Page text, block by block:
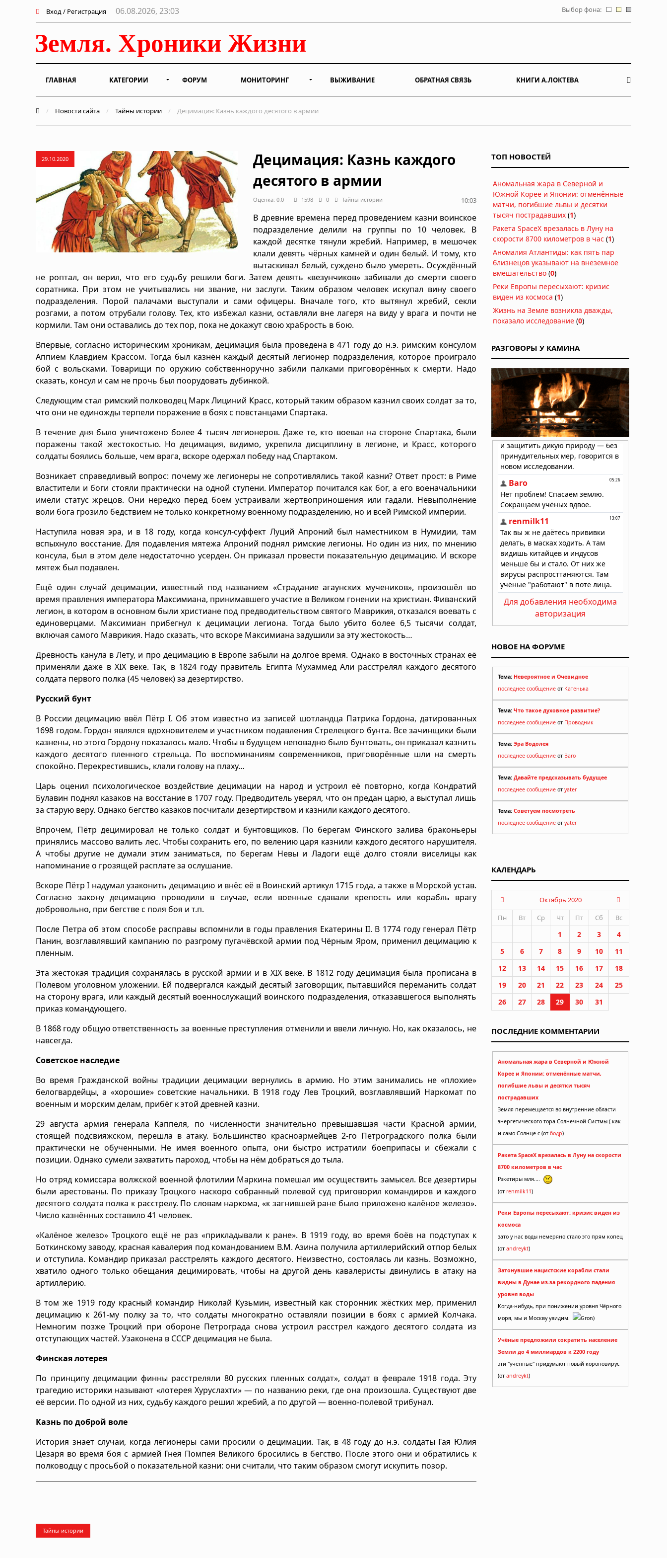
Вход / Регистрация 06.08.2026, 23:03 Выбор фона:
ГЛАВНАЯ КАТЕГОРИИ ФОРУМ МОНИТОРИНГ ВЫЖИВАНИЕ ОБРАТНАЯ СВЯЗЬ КНИГИ А.ЛОКТЕВА
/ Новости сайта / Тайны истории / Децимация: Казнь каждого десятого в армии
29.10.2020
Децимация: Казнь каждого
десятого в армии
Оценка: 0.0 1598 0 Тайны истории 10:03
В древние времена перед проведением казни воинское
подразделение делили на группы по 10 человек. В
каждой десятке тянули жребий. Например, в мешочек
клали девять чёрных камней и один белый. И тому, кто
вытаскивал белый, суждено было умереть. Осуждённый
не роптал, он верил, что его судьбу решили боги. Затем девять «везунчиков» забивали до смерти своего
соратника. При этом не учитывались ни звание, ни заслуги. Таким образом человек искупал вину своего
подразделения. Порой палачами выступали и сами офицеры. Вначале того, кто вытянул жребий, секли
розгами, а потом отрубали голову. Тех, кто избежал казни, оставляли вне лагеря на виду у врага и почти не
кормили. Там они оставались до тех пор, пока не докажут свою храбрость в бою.
Впервые, согласно историческим хроникам, децимация была проведена в 471 году до н.э. римским консулом
Аппием Клавдием Крассом. Тогда был казнён каждый десятый легионер подразделения, которое проиграло
бой с вольсками. Товарищи по оружию собственноручно забили палками приговорённых к смерти. Надо
сказать, консул и сам не прочь был поорудовать дубинкой.
Следующим стал римский полководец Марк Лициний Красс, который таким образом казнил своих солдат за то,
что они не единожды терпели поражение в боях с повстанцами Спартака.
В течение дня было уничтожено более 4 тысяч легионеров. Даже те, кто воевал на стороне Спартака, были
поражены такой жестокостью. Но децимация, видимо, укрепила дисциплину в легионе, и Красс, которого
солдаты боялись больше, чем врага, вскоре одержал победу над Спартаком.
Возникает справедливый вопрос: почему же легионеры не сопротивлялись такой казни? Ответ прост: в Риме
властители и боги стояли практически на одной ступени. Император почитался как бог, а его военачальники
имели статус жрецов. Они нередко перед боем устраивали жертвоприношения или гадали. Невыполнение
воли бога грозило бедствием не только конкретному военному подразделению, но и всей Римской империи.
Наступила новая эра, и в 18 году, когда консул-суффект Луций Апроний был наместником в Нумидии, там
вспыхнуло восстание. Для подавления мятежа Апроний поднял римские легионы. Но один из них, по мнению
консула, был в этом деле недостаточно усерден. Он приказал провести показательную децимацию. И вскоре
мятеж был подавлен.
Ещё один случай децимации, известный под названием «Страдание агаунских мучеников», произошёл во
время правления императора Максимиана, принимавшего участие в Великом гонении на христиан. Фиванский
легион, в котором в основном были христиане под предводительством святого Маврикия, отказался воевать с
единоверцами. Максимиан прибегнул к децимации легиона. Тогда было убито более 6,5 тысячи солдат,
включая самого Маврикия. Надо сказать, что вскоре Максимиана задушили за эту жестокость…
Древность канула в Лету, и про децимацию в Европе забыли на долгое время. Однако в восточных странах её
применяли даже в XIX веке. Так, в 1824 году правитель Египта Мухаммед Али расстрелял каждого десятого
солдата первого полка (45 человек) за дезертирство.
Русский бунт
В России децимацию ввёл Пётр I. Об этом известно из записей шотландца Патрика Гордона, датированных
1698 годом. Гордон являлся вдохновителем и участником подавления Стрелецкого бунта. Все зачинщики были
казнены, но этого Гордону показалось мало. Чтобы в будущем неповадно было бунтовать, он приказал казнить
каждого десятого пленного стрельца. По воспоминаниям современников, приговорённые шли на смерть
спокойно. Перекрестившись, клали голову на плаху…
Царь оценил психологическое воздействие децимации на народ и устроил её повторно, когда Кондратий
Булавин поднял казаков на восстание в 1707 году. Предводитель уверял, что он предан царю, а выступал лишь
за старую веру. Однако бегство казаков посчитали дезертирством и казнили каждого десятого.
Впрочем, Пётр децимировал не только солдат и бунтовщиков. По берегам Финского залива браконьеры
принялись массово валить лес. Чтобы сохранить его, по велению царя казнили каждого десятого нарушителя.
А чтобы другие не думали этим заниматься, по берегам Невы и Ладоги ещё долго стояли виселицы как
напоминание о грозящей расплате за ослушание.
Вскоре Пётр I надумал узаконить децимацию и внёс её в Воинский артикул 1715 года, а также в Морской устав.
Согласно закону децимацию проводили в случае, если военные сдавали крепость или корабль врагу
добровольно, при бегстве с поля боя и т.п.
После Петра об этом способе расправы вспомнили в годы правления Екатерины II. В 1774 году генерал Пётр
Панин, возглавлявший кампанию по разгрому пугачёвской армии под Чёрным Яром, применил децимацию к
пленным.
Эта жестокая традиция сохранялась в русской армии и в XIX веке. В 1812 году децимация была прописана в
Полевом уголовном уложении. Ей подвергался каждый десятый заговорщик, пытавшийся переманить солдат
на сторону врага, или каждый десятый военнослужащий воинского подразделения, отказавшегося выполнять
приказ командующего.
В 1868 году общую ответственность за военные преступления отменили и ввели личную. Но, как оказалось, не
навсегда.
Советское наследие
Во время Гражданской войны традиции децимации вернулись в армию. Но этим занимались не «плохие»
белогвардейцы, а «хорошие» советские начальники. В 1918 году Лев Троцкий, возглавлявший Наркомат по
военным и морским делам, прибёг к этой древней казни.
29 августа армия генерала Каппеля, по численности значительно превышавшая части Красной армии,
стоящей подсвияжском, перешла в атаку. Большинство красноармейцев 2-го Петроградского полка были
практически не обученными. Не имея военного опыта, они быстро истратили боеприпасы и сбежали с
позиции. Однако сумели захватить пароход, чтобы на нём добраться до тыла.
Но отряд комиссара волжской военной флотилии Маркина помешал им осуществить замысел. Все дезертиры
были арестованы. По приказу Троцкого наскоро собранный полевой суд приговорил командиров и каждого
десятого солдата полка к расстрелу. По словам наркома, «к загнившей ране было приложено калёное железо».
Число казнённых составило 41 человек.
«Калёное железо» Троцкого ещё не раз «прикладывали к ране». В 1919 году, во время боёв на подступах к
Боткинскому заводу, красная кавалерия под командованием В.М. Азина получила артиллерийский отпор белых
и отступила. Командир приказал расстрелять каждого десятого. Неизвестно, состоялась ли казнь. Возможно,
хватило одного только обещания децимировать, чтобы на другой день кавалеристы двинулись в атаку на
артиллерию.
В том же 1919 году красный командир Николай Кузьмин, известный как сторонник жёстких мер, применил
децимацию к 261-му полку за то, что солдаты многократно оставляли позиции в боях с армией Колчака.
Немногим позже Троцкий при обороне Петрограда снова устроил расстрел каждого десятого солдата из
отступающих частей. Узаконена в СССР децимация не была.
Финская лотерея
По принципу децимации финны расстреляли 80 русских пленных солдат», солдат в феврале 1918 года. Эту
трагедию историки называют «лотерея Хуруслахти» — по названию реки, где она произошла. Существуют две
её версии. По одной из них, судьбу каждого решил жребий, а по другой — военно-полевой трибунал.
Казнь по доброй воле
История знает случаи, когда легионеры сами просили о децимации. Так, в 48 году до н.э. солдаты Гая Юлия
Цезаря во время боя с армией Гнея Помпея Великого бросились в бегство. После этого они и обратились к
полководцу с просьбой о показательной казни: они считали, что таким образом смогут искупить позор.
Тайны истории
ТОП НОВОСТЕЙ
Аномальная жара в Северной и
Южной Корее и Японии: отменённые
матчи, погибшие львы и десятки
тысяч пострадавших (1)
Ракета SpaceX врезалась в Луну на
скорости 8700 километров в час (1)
Аномалия Атлантиды: как пять пар
близнецов указывают на внеземное
вмешательство (0)
Реки Европы пересыхают: кризис
виден из космоса (1)
Жизнь на Земле возникла дважды,
показало исследование (0)
РАЗГОВОРЫ У КАМИНА
Для добавления необходима
авторизация
НОВОЕ НА ФОРУМЕ
Тема: Невероятное и Очевидное
последнее сообщение от Катенька
Тема: Что такое духовное развитие?
последнее сообщение от Проводник
Тема: Эра Водолея
последнее сообщение от Baro
Тема: Давайте предсказывать будущее
последнее сообщение от yater
Тема: Советуем посмотреть
последнее сообщение от yater
КАЛЕНДАРЬ
Октябрь 2020
Пн
Вт Ср Чт Пт Сб Вс
1 2 3
4
5
6 7 8 9 10
11
12
13 14 15 16 17
18
19
20 21 22 23 24
25
26
27 28 29 30 31
ПОСЛЕДНИЕ КОММЕНТАРИИ
Аномальная жара в Северной и Южной
Корее и Японии: отменённые матчи,
погибшие львы и десятки тысяч
пострадавших
Земля перемещается во внутренние области
энергетического тора Солнечной Систмы ( как
и само Солнце с (от бодр)
Ракета SpaceX врезалась в Луну на скорости
8700 километров в час
Рэкетиры мля....
(от renmilk11)
Реки Европы пересыхают: кризис виден из
космоса
зато у нас воды немеряно стало это прям копец
(от andreykt)
Затонувшие нацистские корабли стали
видны в Дунае из-за рекордного падения
уровня воды
Когда-нибудь, при понижении уровня Чёрного
моря, мы и Москву увидим.
Gron)
Учёные предложили сократить население
Земли до 4 миллиардов к 2200 году
эти "ученные" придумают новый короновирус
(от andreykt)